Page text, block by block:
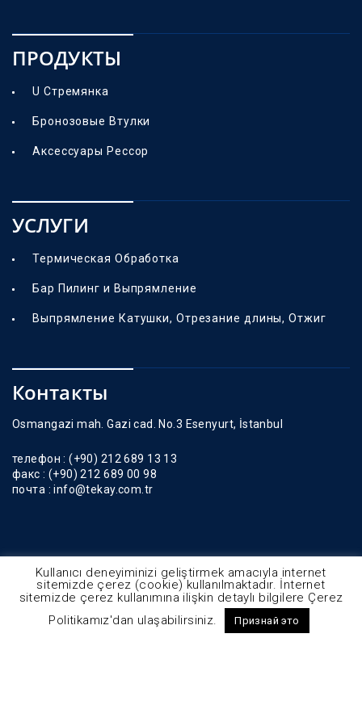
ПРОДУКТЫ
U Стремянка
Бронозовые Втулки
Аксессуары Рессор
УСЛУГИ
Термическая Обработка
Бар Пилинг и Выпрямление
Выпрямление Катушки, Отрезание длины, Отжиг
Контакты
Osmangazi mah. Gazi cad. No.3 Esenyurt, İstanbul
телефон : (+90) 212 689 13 13
факс : (+90) 212 689 00 98
почта : info@tekay.com.tr
Kullanıcı deneyiminizi geliştirmek amacıyla internet
sitemizde çerez (cookie) kullanılmaktadır. İnternet
sitemizde çerez kullanımına ilişkin detaylı bilgilere Çerez
Politikamız'dan ulaşabilirsiniz.
Признай это